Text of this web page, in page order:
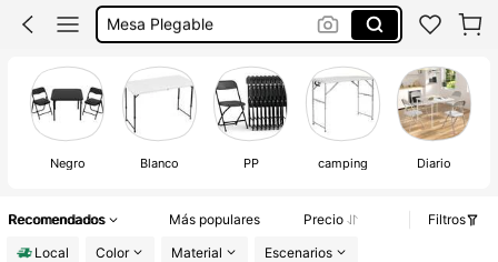
Mesas
Mesas Para Fiesta
Sillas Para Fiestas
Negro Blanco PP camping Diario
Recomendados Más populares Precio
Filtros
Local
Color Material Escenarios